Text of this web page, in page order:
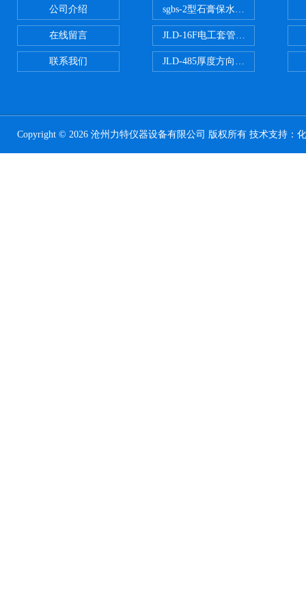
公司介绍
在线留言
联系我们
sgbs-2型石膏保水率测定仪粉刷
JLD-16F电工套管恒温水浴管材
JLD-485厚度方向性钢板拉伸试验
Copyright © 2026 沧州力特仪器设备有限公司 版权所有 技术支持：